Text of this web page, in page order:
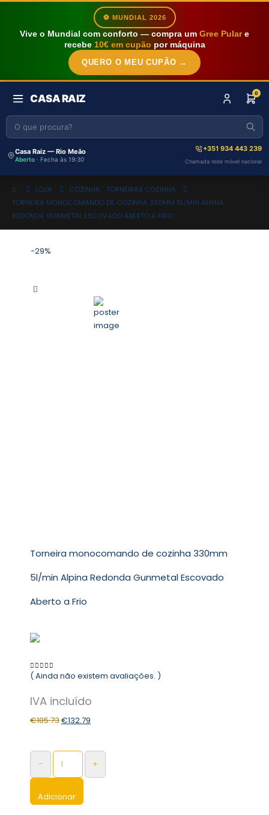
⚽ MUNDIAL 2026
Vive o Mundial com conforto — compra um Gree Pulare
recebe 10€ em cupão por máquina
QUERO O MEU CUPÃO →
CASA RAIZ 0
Casa Raiz — Rio Meão
Aberto · Fecha às 19:30
+351 934 443 239
Chamada rede móvel nacional
LOJA COZINHA, TORNEIRAS COZINHA
TORNEIRA MONOCOMANDO DE COZINHA 330MM 5L/MIN ALPINA
REDONDA GUNMETAL ESCOVADO ABERTO A FRIO
-29%
Torneira monocomando de cozinha 330mm
5l/min Alpina Redonda Gunmetal Escovado
Aberto a Frio
0 out of 5
( Ainda não existem avaliações. )
€185.73€132.79
- +
Adicionar